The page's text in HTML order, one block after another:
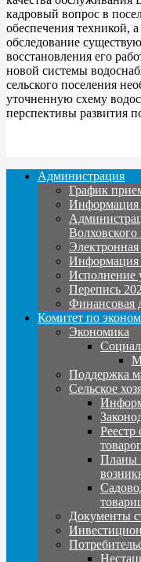
кадровый вопрос в
обеспечения техникой,
обследование
восстановления его
новой системы
сельского поселения
уточненную схему
перспективы развития
Администрация
График
Информация
Исполнение
Перепись
Финансовая
Комитет по
Экономика
Поддержка
Сельское
Реестр
Планы
Документы